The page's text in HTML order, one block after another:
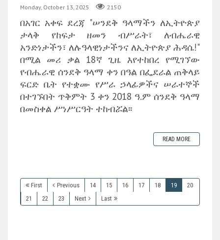
Monday, October 13, 2025 2150
በአገር አቀፍ ደረጃ "ሠንደቅ ዓላማችን ለኢትዮጵያ
ታላቅ የከፍታ ዘመን ብሥራት፣ ለብሔራዊ
አንድነታችን፣ ለሉዓላዊነታችንና ለኢትዮጵያ ሕዳሴ!"
በሚል መሪ ቃል 18ኛ ጊዜ እየተከበረ የሚገኘው
የብሔራዊ ሰንደቅ ዓላማ ቀን በዓል በፌደራል ጠቅላይ
ፍርድ ቤት የተቋሙ የሥራ ኃላፊዎችና ሠራተኞች
በተገኙበት ጥቅምት 3 ቀን 2018 ዓ.ም ሰንደቅ ዓላማ
በመስቀል ሥነሥርዓት ተከብሯል፡፡
READ MORE
First Previous 14 15 16 17 18 19
20
21
22 23 Next Last